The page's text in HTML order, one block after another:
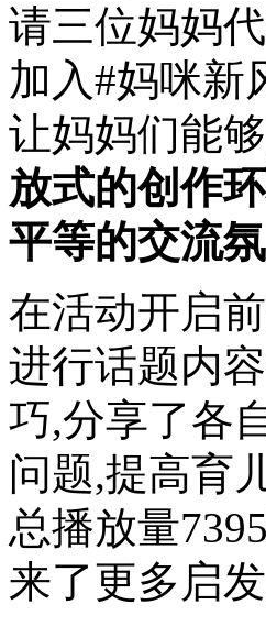
请三位妈妈
加入#妈咪新
让妈妈们能
放式的创作
平等的交流
在活动开启
进行话题内
巧,分享了各
问题,提高育
总播放量
来了更多启